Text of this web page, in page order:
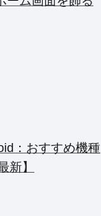
：おすすめ機種
新】